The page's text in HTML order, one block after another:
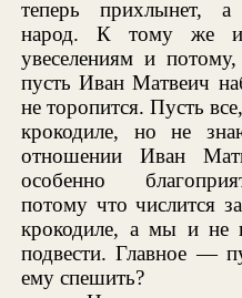
теперь прихлынет,
народ. К тому же и
увеселениям и
пусть Иван Матвеич
не торопится. Пусть
крокодиле, но не
отношении Иван
особенно
потому что числится
крокодиле, а мы и не
подвести. Главное —
ему спешить?